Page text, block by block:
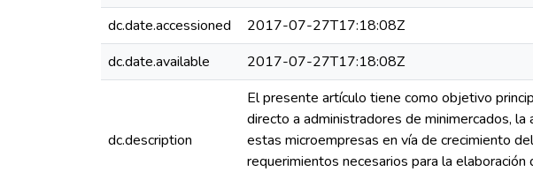
dc.date.accessioned
2017-07-27T17:18:08Z
dc.date.available
2017-07-27T17:18:08Z
dc.description
El presente artículo tiene como objetivo
directo a administradores de minimercados,
estas microempresas en vía de crecimiento
requerimientos necesarios para la